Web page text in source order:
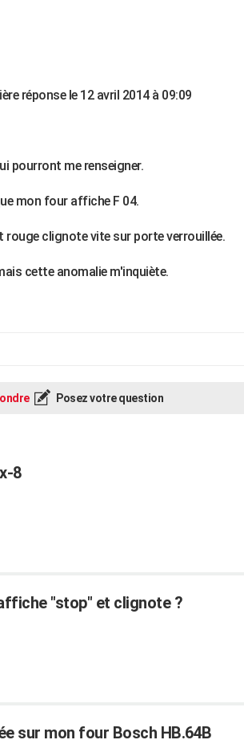
réponse le 12 avril 2014 à 09:09
pourront me renseigner.
mon four affiche F 04.
rouge clignote vite sur porte verrouillée.
cette anomalie m'inquiète.
Posez votre question
8
"stop" et clignote ?
sur mon four Bosch HB.64B